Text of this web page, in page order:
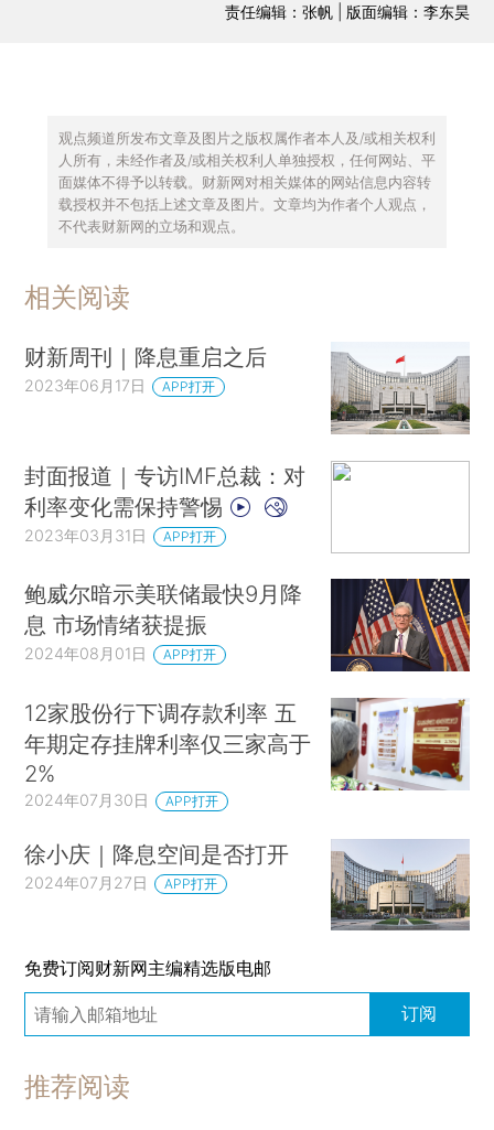
责任编辑：张帆 | 版面编辑：李东昊
观点频道所发布文章及图片之版权属作者本人及/或相关权利
人所有，未经作者及/或相关权利人单独授权，任何网站、平
面媒体不得予以转载。财新网对相关媒体的网站信息内容转
载授权并不包括上述文章及图片。文章均为作者个人观点，
不代表财新网的立场和观点。
相关阅读
财新周刊｜降息重启之后
2023年06月17日 APP打开
封面报道｜专访IMF总裁：对
利率变化需保持警惕
2023年03月31日 APP打开
鲍威尔暗示美联储最快9月降
息 市场情绪获提振
2024年08月01日 APP打开
12家股份行下调存款利率 五
年期定存挂牌利率仅三家高于
2%
2024年07月30日 APP打开
徐小庆｜降息空间是否打开
2024年07月27日 APP打开
免费订阅财新网主编精选版电邮
订阅
推荐阅读